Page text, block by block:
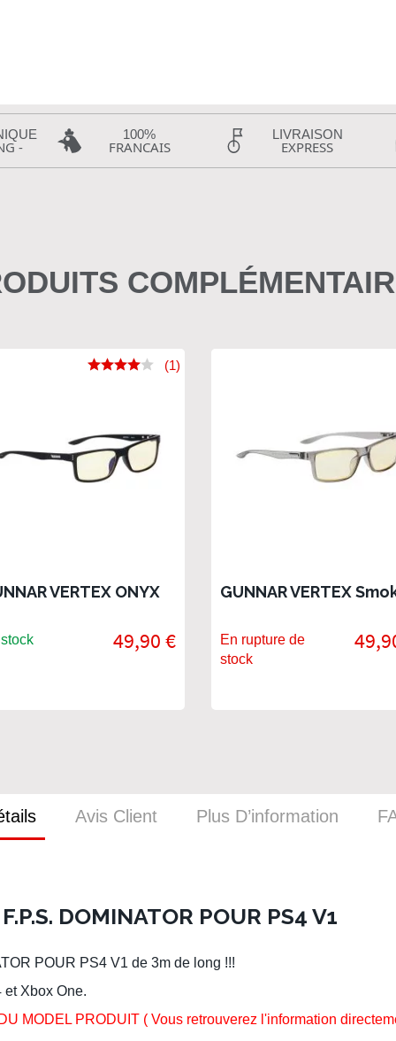
-
100%
FRANCAIS
LIVRAISON
EXPRESS
VERTEX ONYX
(1)
49,90 €
GUNNAR VERTEX
En rupture de
stock
DOMINATOR POUR PS4 V1
POUR PS4 V1 de 3m de long !!!
et Xbox One.
MODEL PRODUIT ( Vous retrouverez l'information
Avis Client Plus D’information